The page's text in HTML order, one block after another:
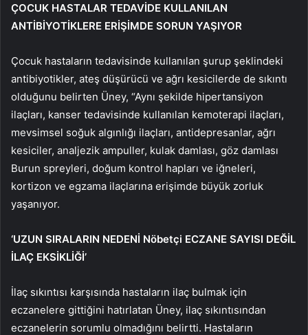
ÇOCUK HASTALAR TEDAVİDE KULLANILAN
ANTİBİYOTİKLERE ERİŞİMDE SORUN YAŞIYOR
Çocuk hastaların tedavisinde kullanılan şurup şeklindeki
antibiyotikler, ateş düşürücü ve ağrı kesicilerde de sıkıntı
olduğunu belirten Üney, “Aynı şekilde hipertansiyon
ilaçları, kanser tedavisinde kullanılan kemoterapi ilaçları,
mevsimsel soğuk algınlığı ilaçları, antidepresanlar, ağrı
kesiciler, analjezik ampuller, kulak damlası, göz damlası
Burun spreyleri, doğum kontrol hapları ve iğneleri,
kortizon ve egzama ilaçlarına erişimde büyük zorluk
yaşanıyor.
‘UZUN SIRALARIN NEDENİ Nöbetçi ECZANE SAYISI DEĞİL
İLAÇ EKSİKLİĞİ’
İlaç sıkıntısı karşısında hastaların ilaç bulmak için
eczanelere gittiğini hatırlatan Üney, ilaç sıkıntısından
eczanelerin sorumlu olmadığını belirtti. Hastaların